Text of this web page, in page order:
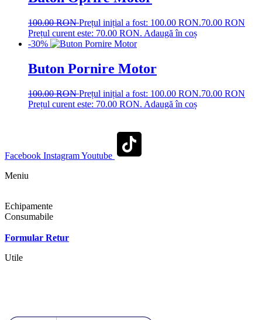
100.00RONPrețul inițial a fost: 100.00 RON.70.00 RON
Prețul curent este: 70.00 RON. Adaugă în coș
-30%
Buton Pornire Motor
100.00RONPrețul inițial a fost: 100.00 RON.70.00 RON
Prețul curent este: 70.00 RON. Adaugă în coș
Facebook InstagramYoutube
Meniu
Echipamente
Consumabile
Formular Retur
Utile